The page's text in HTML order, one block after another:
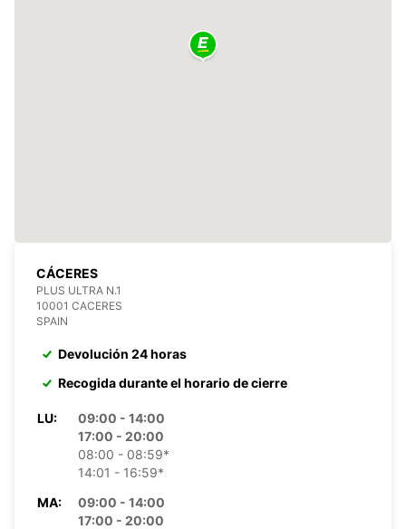
CÁCERES
PLUS ULTRA N.1
10001 CACERES
SPAIN
Devolución 24 horas
Recogida durante el horario de cierre
LU:
09:00 - 14:00
17:00 - 20:00
08:00 - 08:59*
14:01 - 16:59*
MA:
09:00 - 14:00
17:00 - 20:00